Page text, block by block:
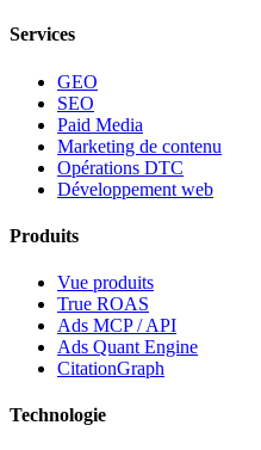
Services
GEO
SEO
Paid Media
Marketing de contenu
Opérations DTC
Développement web
Produits
Vue produits
True ROAS
Ads MCP / API
Ads Quant Engine
CitationGraph
Technologie